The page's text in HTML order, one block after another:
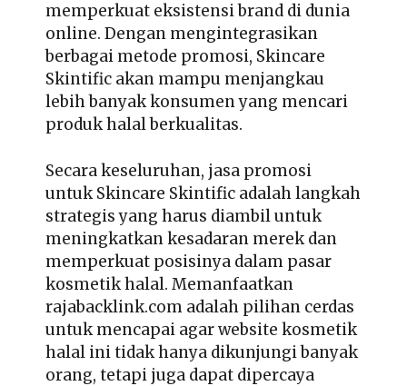
memperkuat eksistensi brand di dunia
online. Dengan mengintegrasikan
berbagai metode promosi, Skincare
Skintific akan mampu menjangkau
lebih banyak konsumen yang mencari
produk halal berkualitas.
Secara keseluruhan, jasa promosi
untuk Skincare Skintific adalah langkah
strategis yang harus diambil untuk
meningkatkan kesadaran merek dan
memperkuat posisinya dalam pasar
kosmetik halal. Memanfaatkan
rajabacklink.com adalah pilihan cerdas
untuk mencapai agar website kosmetik
halal ini tidak hanya dikunjungi banyak
orang, tetapi juga dapat dipercaya